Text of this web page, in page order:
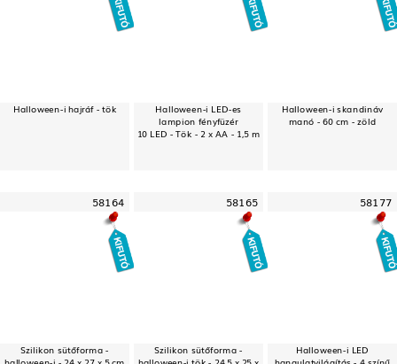
Halloween-i hajráf - tök Halloween-i LED-es
lampion fényfüzér
10 LED - Tök - 2 x AA - 1,5 m
Halloween-i skandináv
manó - 60 cm - zöld
58164
Szilikon sütőforma -
58165
Szilikon sütőforma -
58177
Halloween-i LED